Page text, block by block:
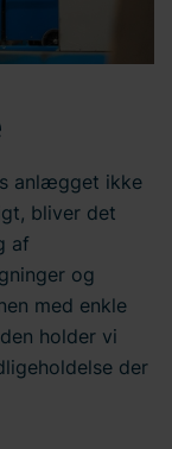
anlægget ikke
bliver det
af
og
med enkle
holder vi
der